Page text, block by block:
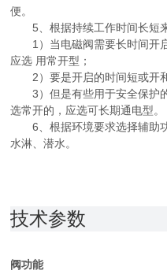
便。
5、根据持续工作时间长短
1）当电磁阀需要长时间开
应选 用常开型；
2）要是开启的时间短或开和
3）但是有些用于安全保护
选常开的，应选可长期通电型。
6、根据环境要求选择辅助功
水淋、潜水。
技术参数
阀功能